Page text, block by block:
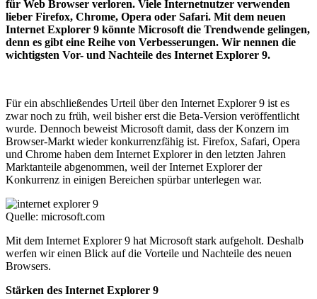
für Web Browser verloren. Viele Internetnutzer verwenden
lieber Firefox, Chrome, Opera oder Safari. Mit dem neuen
Internet Explorer 9 könnte Microsoft die Trendwende gelingen,
denn es gibt eine Reihe von Verbesserungen. Wir nennen die
wichtigsten Vor- und Nachteile des Internet Explorer 9.
Für ein abschließendes Urteil über den Internet Explorer 9 ist es
zwar noch zu früh, weil bisher erst die Beta-Version veröffentlicht
wurde. Dennoch beweist Microsoft damit, dass der Konzern im
Browser-Markt wieder konkurrenzfähig ist. Firefox, Safari, Opera
und Chrome haben dem Internet Explorer in den letzten Jahren
Marktanteile abgenommen, weil der Internet Explorer der
Konkurrenz in einigen Bereichen spürbar unterlegen war.
Quelle: microsoft.com
Mit dem Internet Explorer 9 hat Microsoft stark aufgeholt. Deshalb
werfen wir einen Blick auf die Vorteile und Nachteile des neuen
Browsers.
Stärken des Internet Explorer 9